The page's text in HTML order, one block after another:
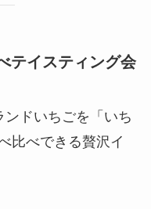
テイスティング会
ドいちごを「いち
比べできる贅沢イ